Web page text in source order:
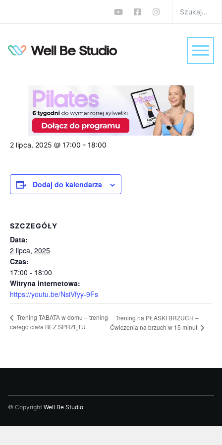
« Wszystkie Wydarzenia
Trening FBW w domu bez sprzętu –
SPALANIE tkanki tłuszczowej
2 lipca, 2025 @ 17:00 - 18:00
Dodaj do kalendarza
SZCZEGÓŁY
Data:
2 lipca, 2025
Czas:
17:00 - 18:00
Witryna internetowa:
https://youtu.be/NsiVfyy-9Fs
Trening TABATA w domu – trening
całego ciała BEZ SPRZĘTU
Trening na PŁASKI BRZUCH –
Ćwiczenia na brzuch w 15 minut
© Copyright Well Be Studio